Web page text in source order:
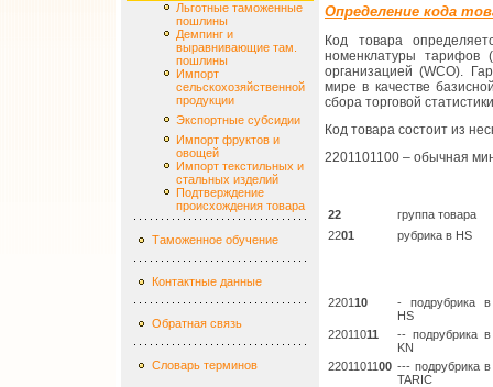
Льготные таможенные
пошлины
Демпинг и
выравнивающие там.
пошлины
Импорт
сельскохозяйственной
продукции
Экспортные субсидии
Импорт фруктов и
овощей
Импорт текстильных и
стальных изделий
Подтверждение
происхождения товара
Таможенное обучение
Контактные данные
Обратная связь
Словарь терминов
Определение кода
Код товара
номенклатуры тарифов
организацией (WCO).
мире в качестве
сбора торговой
Код товара состоит из
2201101100 – обычная
22
группа товара
2201 рубрика в HS
220110
- подрубрика в
HS
22011011
-- подрубрика в
KN
2201101100 --- подрубрика в
TARIC